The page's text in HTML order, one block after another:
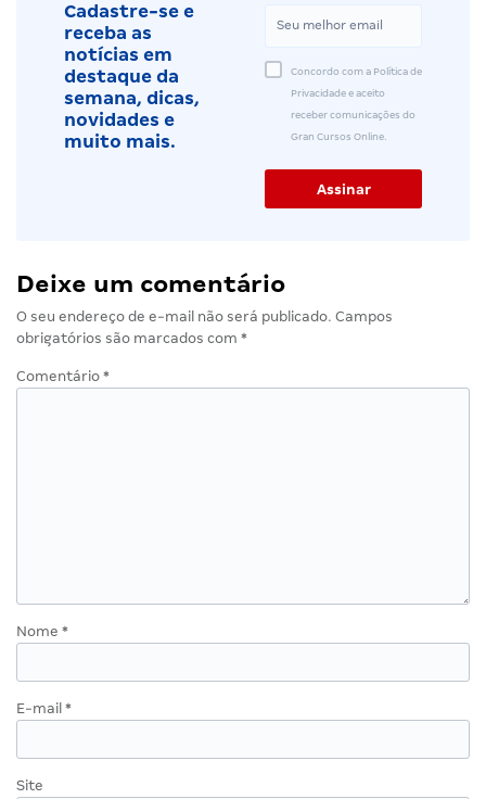
Cadastre-se e
receba as
notícias em
destaque da
semana, dicas,
novidades e
muito mais.
Concordo com a Política de
Privacidade e aceito
receber comunicações do
Gran Cursos Online.
Deixe um comentário
O seu endereço de e-mail não será publicado. Campos
obrigatórios são marcados com *
Comentário *
Nome *
E-mail *
Site